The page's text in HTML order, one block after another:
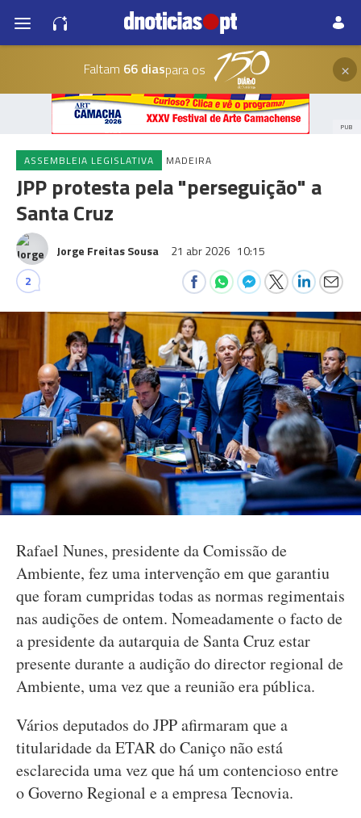
Faltam 66 diaspara os ×
PUB
ASSEMBLEIA LEGISLATIVA MADEIRA
JPP protesta pela "perseguição" a
Santa Cruz
Jorge Freitas Sousa 21 abr 2026 10:15
2
Rafael Nunes, presidente da Comissão de
Ambiente, fez uma intervenção em que garantiu
que foram cumpridas todas as normas regimentais
nas audições de ontem. Nomeadamente o facto de
a presidente da autarquia de Santa Cruz estar
presente durante a audição do director regional de
Ambiente, uma vez que a reunião era pública.
Vários deputados do JPP afirmaram que a
titularidade da ETAR do Caniço não está
esclarecida uma vez que há um contencioso entre
o Governo Regional e a empresa Tecnovia.